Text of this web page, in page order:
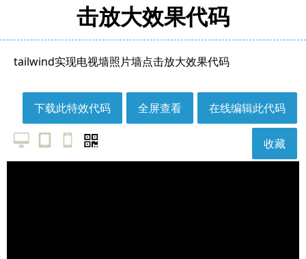
击放大效果代码
tailwind实现电视墙照片墙点击放大效果代码
在线编辑此代码
全屏查看
下载此特效代码
收藏